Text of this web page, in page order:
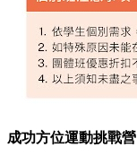
成功方位運動挑戰營